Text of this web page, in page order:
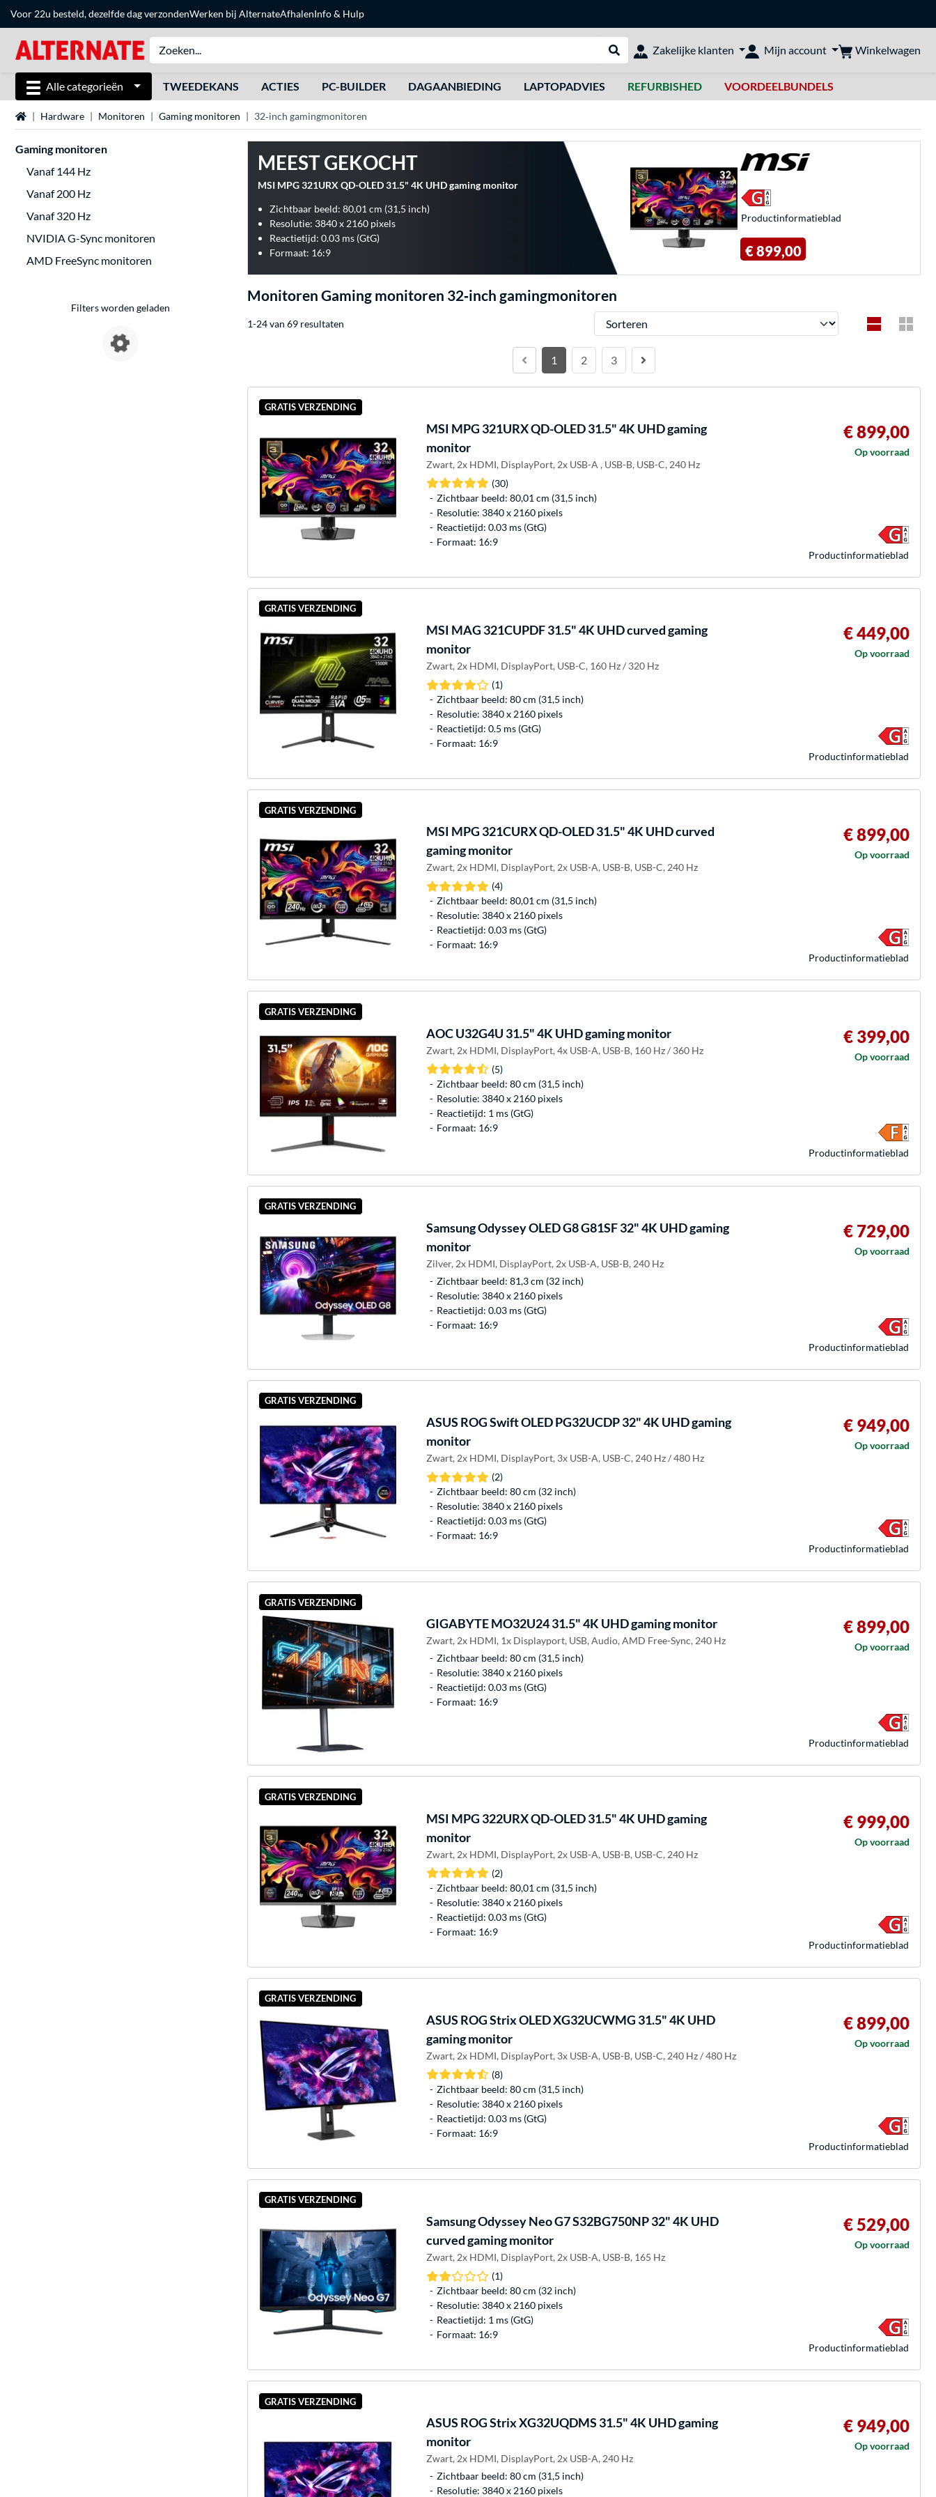
Voor 22u besteld, dezelfde dag verzondenWerken bij AlternateAfhalenInfo & Hulp
Webshop doorzoeken
Zakelijke klanten Mijn account Winkelwagen
Alle categorieën TWEEDEKANS ACTIES PC-BUILDER DAGAANBIEDING LAPTOPADVIES REFURBISHED VOORDEELBUNDELS
Home Hardware Monitoren Gaming monitoren 32‑inch gamingmonitoren
Gaming monitoren
Vanaf 144 Hz
Vanaf 200 Hz
Vanaf 320 Hz
NVIDIA G-Sync monitoren
AMD FreeSync monitoren
Filters worden geladen
MEEST GEKOCHT
MSI MPG 321URX QD-OLED 31.5" 4K UHD gaming monitor
Zichtbaar beeld: 80,01 cm (31,5 inch)
Resolutie: 3840 x 2160 pixels
Reactietijd: 0.03 ms (GtG)
Formaat: 16:9
Product­informatieblad
€ 899,00
Monitoren Gaming monitoren 32‑inch gamingmonitoren
1-24 van 69 resultaten Sorteren
1 2 3
GRATIS VERZENDING
MSI MPG 321URX QD-OLED 31.5" 4K UHD gaming
monitor
Zwart, 2x HDMI, DisplayPort, 2x USB-A , USB-B, USB-C, 240 Hz
(30)
Zichtbaar beeld: 80,01 cm (31,5 inch)
Resolutie: 3840 x 2160 pixels
Reactietijd: 0.03 ms (GtG)
Formaat: 16:9
€ 899,00
Op voorraad
Product­informatieblad
GRATIS VERZENDING
MSI MAG 321CUPDF 31.5" 4K UHD curved gaming
monitor
Zwart, 2x HDMI, DisplayPort, USB-C, 160 Hz / 320 Hz
(1)
Zichtbaar beeld: 80 cm (31,5 inch)
Resolutie: 3840 x 2160 pixels
Reactietijd: 0.5 ms (GtG)
Formaat: 16:9
€ 449,00
Op voorraad
Product­informatieblad
GRATIS VERZENDING
MSI MPG 321CURX QD-OLED 31.5" 4K UHD curved
gaming monitor
Zwart, 2x HDMI, DisplayPort, 2x USB-A, USB-B, USB-C, 240 Hz
(4)
Zichtbaar beeld: 80,01 cm (31,5 inch)
Resolutie: 3840 x 2160 pixels
Reactietijd: 0.03 ms (GtG)
Formaat: 16:9
€ 899,00
Op voorraad
Product­informatieblad
GRATIS VERZENDING
AOCU32G4U 31.5" 4K UHD gaming monitor
Zwart, 2x HDMI, DisplayPort, 4x USB-A, USB-B, 160 Hz / 360 Hz
(5)
Zichtbaar beeld: 80 cm (31,5 inch)
Resolutie: 3840 x 2160 pixels
Reactietijd: 1 ms (GtG)
Formaat: 16:9
€ 399,00
Op voorraad
Product­informatieblad
GRATIS VERZENDING
SamsungOdyssey OLED G8 G81SF 32" 4K UHD gaming
monitor
Zilver, 2x HDMI, DisplayPort, 2x USB-A, USB-B, 240 Hz
Zichtbaar beeld: 81,3 cm (32 inch)
Resolutie: 3840 x 2160 pixels
Reactietijd: 0.03 ms (GtG)
Formaat: 16:9
€ 729,00
Op voorraad
Product­informatieblad
GRATIS VERZENDING
ASUS ROG Swift OLED PG32UCDP 32" 4K UHD gaming
monitor
Zwart, 2x HDMI, DisplayPort, 3x USB-A, USB-C, 240 Hz / 480 Hz
(2)
Zichtbaar beeld: 80 cm (32 inch)
Resolutie: 3840 x 2160 pixels
Reactietijd: 0.03 ms (GtG)
Formaat: 16:9
€ 949,00
Op voorraad
Product­informatieblad
GRATIS VERZENDING
GIGABYTEMO32U24 31.5" 4K UHD gaming monitor
Zwart, 2x HDMI, 1x Displayport, USB, Audio, AMD Free-Sync, 240 Hz
Zichtbaar beeld: 80 cm (31,5 inch)
Resolutie: 3840 x 2160 pixels
Reactietijd: 0.03 ms (GtG)
Formaat: 16:9
€ 899,00
Op voorraad
Product­informatieblad
GRATIS VERZENDING
MSI MPG 322URX QD-OLED 31.5" 4K UHD gaming
monitor
Zwart, 2x HDMI, DisplayPort, 2x USB-A, USB-B, USB-C, 240 Hz
(2)
Zichtbaar beeld: 80,01 cm (31,5 inch)
Resolutie: 3840 x 2160 pixels
Reactietijd: 0.03 ms (GtG)
Formaat: 16:9
€ 999,00
Op voorraad
Product­informatieblad
GRATIS VERZENDING
ASUS ROG Strix OLED XG32UCWMG 31.5" 4K UHD
gaming monitor
Zwart, 2x HDMI, DisplayPort, 3x USB-A, USB-B, USB-C, 240 Hz / 480 Hz
(8)
Zichtbaar beeld: 80 cm (31,5 inch)
Resolutie: 3840 x 2160 pixels
Reactietijd: 0.03 ms (GtG)
Formaat: 16:9
€ 899,00
Op voorraad
Product­informatieblad
GRATIS VERZENDING
SamsungOdyssey Neo G7 S32BG750NP 32" 4K UHD
curved gaming monitor
Zwart, 2x HDMI, DisplayPort, 2x USB-A, USB-B, 165 Hz
(1)
Zichtbaar beeld: 80 cm (32 inch)
Resolutie: 3840 x 2160 pixels
Reactietijd: 1 ms (GtG)
Formaat: 16:9
€ 529,00
Op voorraad
Product­informatieblad
GRATIS VERZENDING
ASUS ROG Strix XG32UQDMS 31.5" 4K UHD gaming
monitor
Zwart, 2x HDMI, DisplayPort, 2x USB-A, 240 Hz
Zichtbaar beeld: 80 cm (31,5 inch)
Resolutie: 3840 x 2160 pixels
€ 949,00
Op voorraad